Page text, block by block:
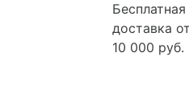
Бесплатная
доставка от
10 000 руб.